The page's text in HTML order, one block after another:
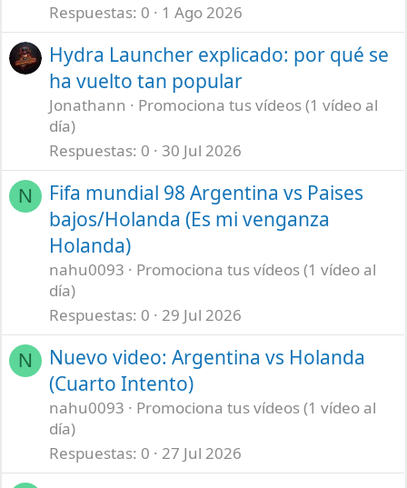
Respuestas 0 1 Ago 2026
Hydra Launcher explicado: por qué se
ha vuelto tan popular
Jonathann
Promociona tus vídeos (1 vídeo al
día)
Respuestas 0 30 Jul 2026
N
Fifa mundial 98 Argentina vs Paises
bajos/Holanda (Es mi venganza
Holanda)
nahu0093
Promociona tus vídeos (1 vídeo al
día)
Respuestas 0 29 Jul 2026
N
Nuevo video: Argentina vs Holanda
(Cuarto Intento)
nahu0093
Promociona tus vídeos (1 vídeo al
día)
Respuestas 0 27 Jul 2026